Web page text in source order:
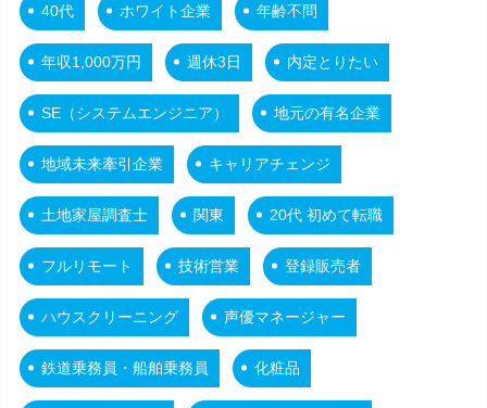
40代 ホワイト企業 年齢不問
年収1,000万円 週休3日 内定とりたい
SE（システムエンジニア） 地元の有名企業
地域未来牽引企業 キャリアチェンジ
土地家屋調査士 関東 20代 初めて転職
フルリモート 技術営業 登録販売者
ハウスクリーニング 声優マネージャー
鉄道乗務員・船舶乗務員 化粧品